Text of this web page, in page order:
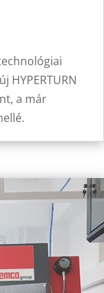
HYPERTURN
a már